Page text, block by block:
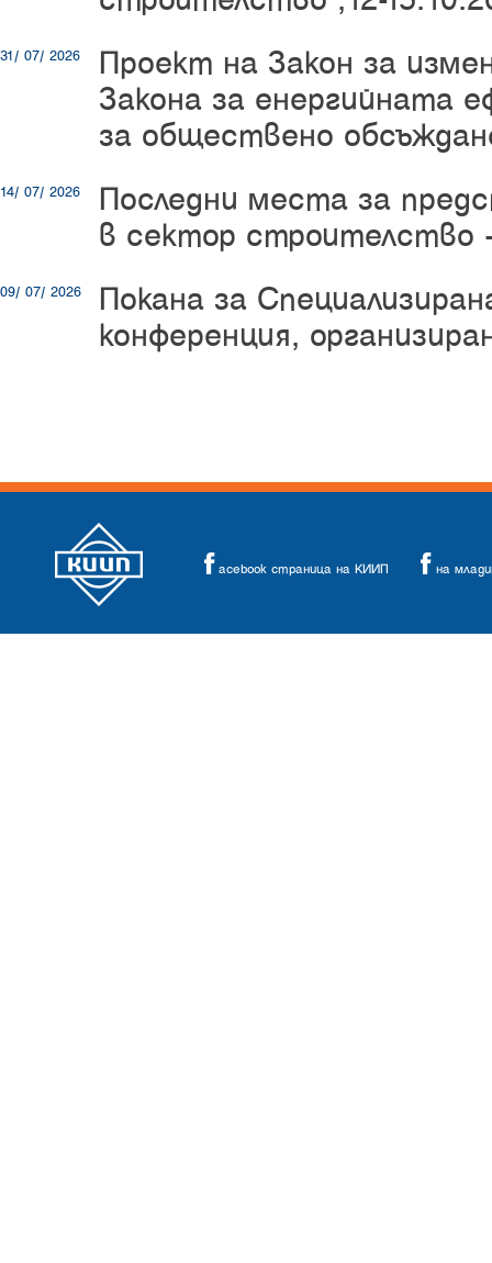
31/ 07/ 2026
Проект на Закон за
Закона за енергийната
за обществено
14/ 07/ 2026
Последни места за
в сектор строителство
09/ 07/ 2026
Покана за
конференция,
acebook страница на КИИП на